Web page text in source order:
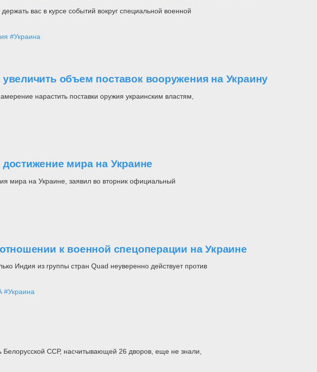
вас в курсе событий вокруг специальной военной
#Украина
объем поставок вооружения на Украину
нарастить поставки оружия украинским властям,
мира на Украине
мира на Украине, заявил во вторник официальный
к военной спецоперации на Украине
Индия из группы стран Quad неуверенно действует против
#Украина
ССР, насчитывающей 26 дворов, еще не знали,